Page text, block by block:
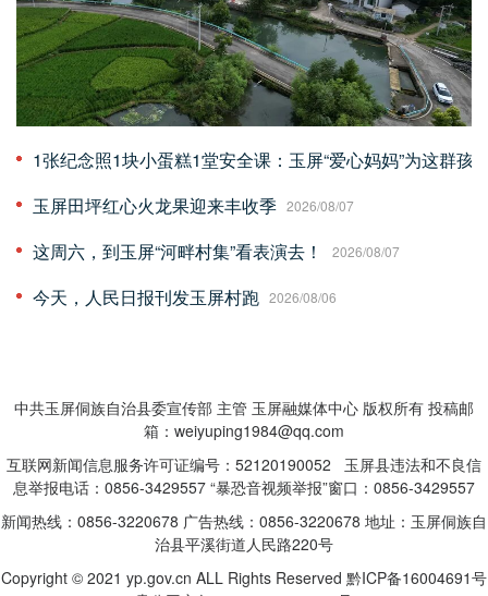
1张纪念照1块小蛋糕1堂安全课：玉屏“爱心妈妈”为这群孩
玉屏田坪红心火龙果迎来丰收季 2026/08/07
这周六，到玉屏“河畔村集”看表演去！ 2026/08/07
今天，人民日报刊发玉屏村跑 2026/08/06
中共玉屏侗族自治县委宣传部 主管 玉屏融媒体中心 版权所有 投稿邮
箱：weiyuping1984@qq.com
互联网新闻信息服务许可证编号：52120190052 玉屏县违法和不良信
息举报电话：0856-3429557 “暴恐音视频举报”窗口：0856-3429557
新闻热线：0856-3220678 广告热线：0856-3220678 地址：玉屏侗族自
治县平溪街道人民路220号
Copyright © 2021 yp.gov.cn ALL Rights Reserved 黔ICP备16004691号